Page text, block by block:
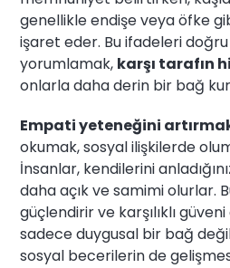
genellikle endişe veya öfke
işaret eder. Bu ifadeleri
yorumlamak, karşı tarafın
onlarla daha derin bir bağ
Empati yeteneğini
okumak, sosyal ilişkilerde
İnsanlar, kendilerini
daha açık ve samimi olurlar.
güçlendirir ve karşılıklı
sadece duygusal bir bağ
sosyal becerilerin de